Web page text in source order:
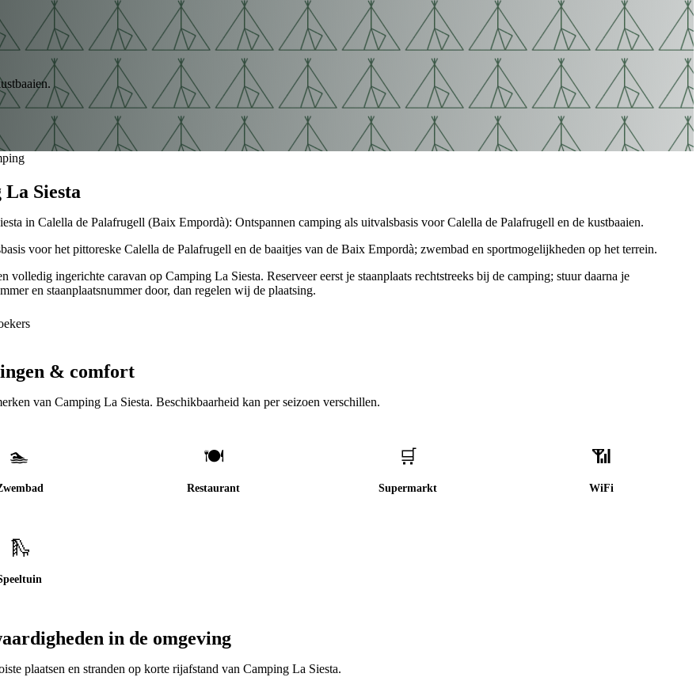
Siesta
in Calella de Palafrugell (Baix Empordà): Ontspannen camping als uitvalsbasis voor Calella de Palafrugell en de kustbaaien.
voor het pittoreske Calella de Palafrugell en de baaitjes van de Baix Empordà; zwembad en sportmogelijkheden op het terrein.
volledig ingerichte caravan op Camping La Siesta. Reserveer eerst je staanplaats rechtstreeks bij de camping; stuur daarna je
en staanplaatsnummer door, dan regelen wij de plaatsing.
& comfort
van Camping La Siesta. Beschikbaarheid kan per seizoen verschillen.
🏊 🍽️
Restaurant
🛒
Supermarkt
📶
WiFi
🛝
in de omgeving
plaatsen en stranden op korte rijafstand van Camping La Siesta.
Begur
📍Baix Empordà
L'Estartit